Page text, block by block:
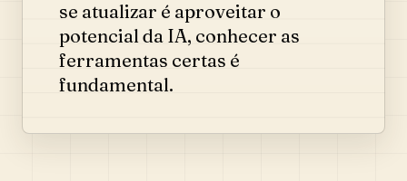
se atualizar é aproveitar o
potencial da IA, conhecer as
ferramentas certas é
fundamental.